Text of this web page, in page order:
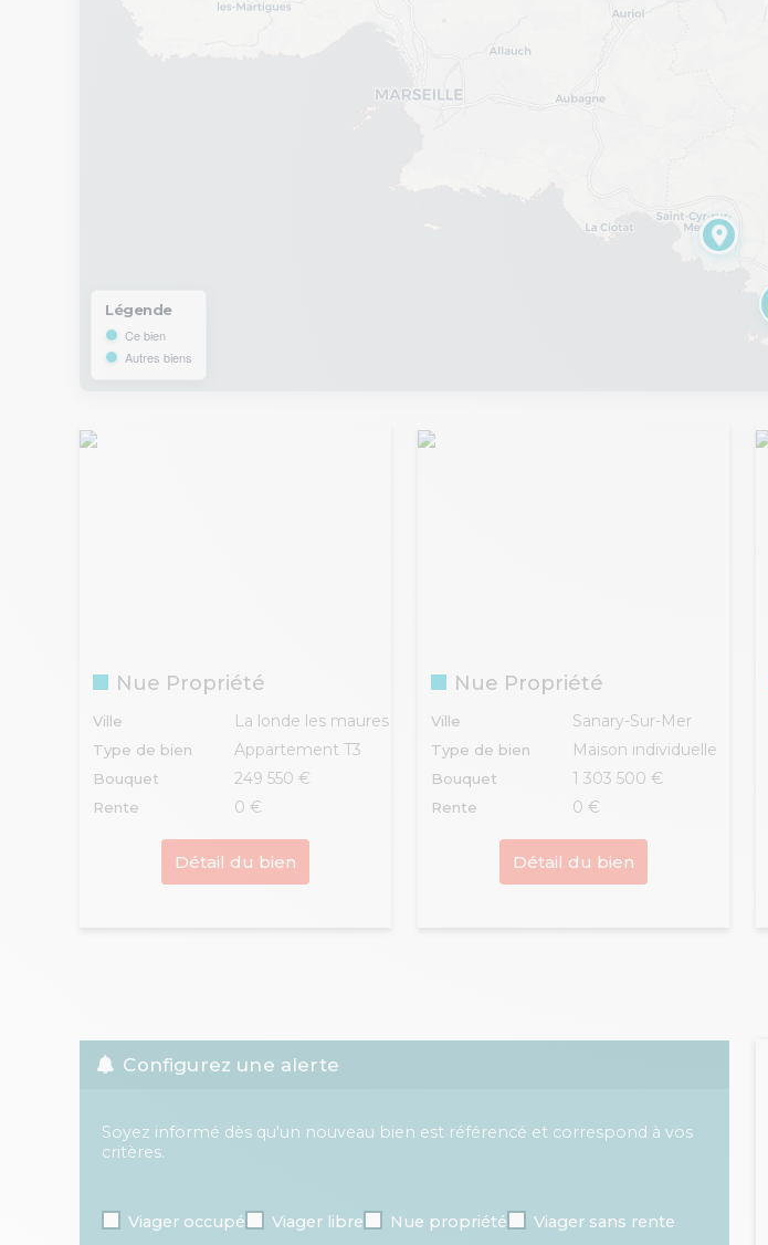
Légende
Ce bien
Autres biens
Nue Propriété
Ville La londe les maures
Type de bien Appartement T3
Bouquet 249 550 €
Rente 0 €
Détail du bien
Nue Propriété
Ville Sanary-Sur-Mer
Type de bien Maison individuelle
Bouquet 1 303 500 €
Rente 0 €
Détail du bien
Configurez une alerte
Soyez informé dès qu'un nouveau bien est référencé et correspond à vos
critères.
Viager occupé Viager libre Nue propriété Viager sans rente